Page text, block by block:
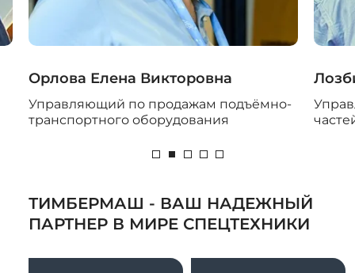
Орлова Елена Викторовна
Управляющий по продажам подъёмно-
транспортного оборудования
ТИМБЕРМАШ - ВАШ НАДЕЖНЫЙ
ПАРТНЕР В МИРЕ СПЕЦТЕХНИКИ